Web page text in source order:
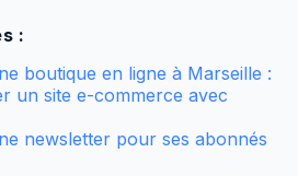
:
boutique en ligne à Marseille :
un site e-commerce avec
newsletter pour ses abonnés